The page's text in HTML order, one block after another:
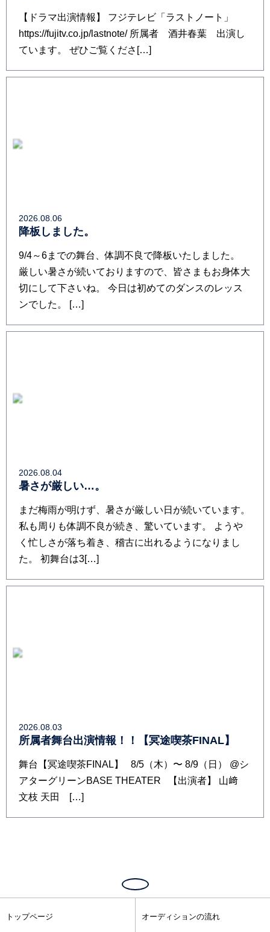
【ドラマ出演情報】 フジテレビ「ラストノート」
https://fujitv.co.jp/lastnote/ 所属者 酒井春葉 出演し
ています。 ぜひご覧くださ[…]
2026.08.06
降板しました。
9/4～6までの舞台、体調不良で降板いたしました。
厳しい暑さが続いておりますので、皆さまもお身体大
切にして下さいね。 今日は初めてのダンスのレッス
ンでした。 […]
2026.08.04
暑さが厳しい…。
まだ梅雨が明けず、暑さが厳しい日が続いています。
私も周りも体調不良が続き、驚いています。 ようや
く忙しさが落ち着き、稽古に出れるようになりまし
た。 初舞台は3[…]
2026.08.03
所属者舞台出演情報！！【冥途喫茶FINAL】
舞台【冥途喫茶FINAL】 8/5（木）〜 8/9（日） @シ
アターグリーンBASE THEATER 【出演者】 山﨑
文枝 天田 […]
トップページ オーディションの流れ